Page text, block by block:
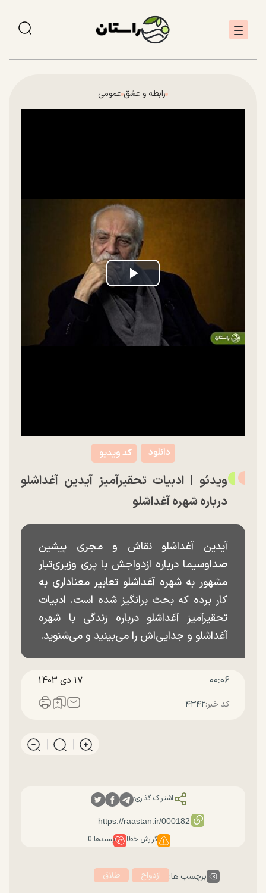
رابطه و عشق عمومی
Play
Video
کد ویدیو دانلود
ویدئو | ادبیات تحقیرآمیز آیدین آغداشلو
درباره شهره آغداشلو
آیدین آغداشلو نقاش و مجری پیشین
صداوسیما درباره ازدواجش با پری وزیری‌تبار
مشهور به شهره آغداشلو تعابیر معناداری به
کار برده که بحث برانگیز شده است. ادبیات
تحقیرآمیز آغداشلو درباره زندگی با شهره
آغداشلو و جدایی‌اش را می‌بینید و می‌شنوید.
۰۰:۰۶ ۱۷ دی ۱۴۰۳
کد خبر:۴۳۴۲
اشتراک گذاری:
گزارش خطا پسندها:0
برچسب ها: ازدواج طلاق